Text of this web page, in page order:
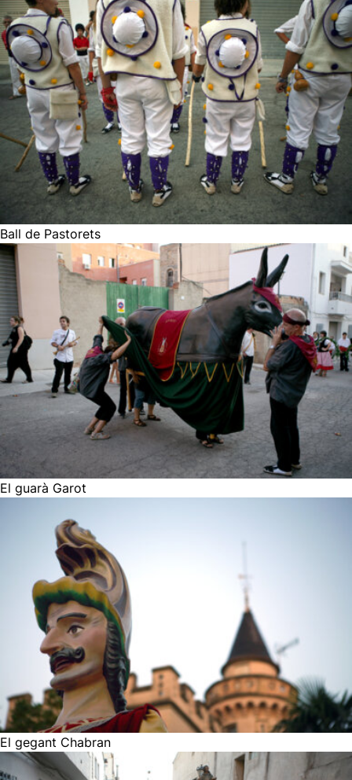
Ball de Pastorets
El guarà Garot
El gegant Chabran